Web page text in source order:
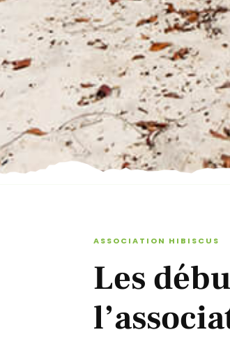
ASSOCIATION HIBISCUS
Les